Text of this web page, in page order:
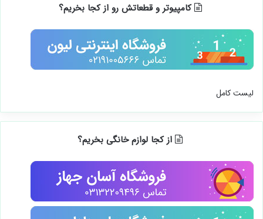
کامپیوتر و قطعاتش رو از کجا بخریم؟
لیست کامل
از کجا لوازم خانگی بخریم؟